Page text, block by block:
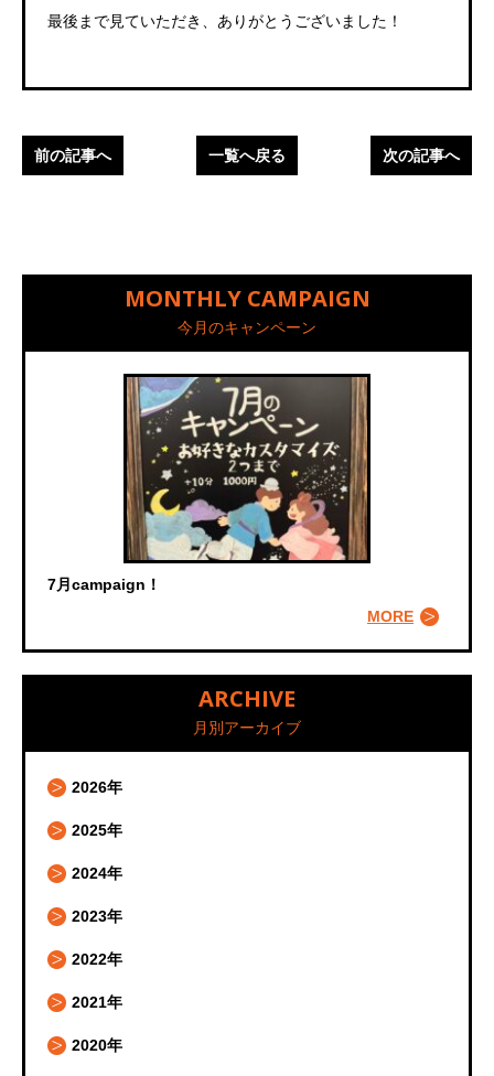
最後まで見ていただき、ありがとうございました！
前の記事へ 一覧へ戻る 次の記事へ
MONTHLY CAMPAIGN
今月のキャンペーン
7月campaign！
MORE
ARCHIVE
月別アーカイブ
2026年
2025年
2024年
2023年
2022年
2021年
2020年